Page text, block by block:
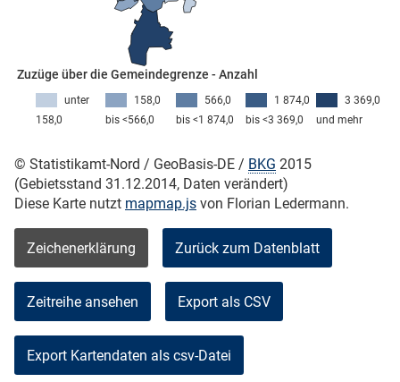
Zuzüge über die Gemeindegrenze - Anzahl
3 369,0
und mehr
1 874,0
bis <3 369,0
566,0
bis <1 874,0
158,0
bis <566,0
unter
158,0
© Statistikamt-Nord / GeoBasis-DE / BKG 2015
(Gebietsstand 31.12.2014, Daten verändert)
Diese Karte nutzt mapmap.js von Florian Ledermann.
Zeichenerklärung Zurück zum Datenblatt
Zeitreihe ansehen Export als CSV